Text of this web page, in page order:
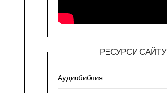
РЕСУРСИ САЙТУ
Аудиобиблия